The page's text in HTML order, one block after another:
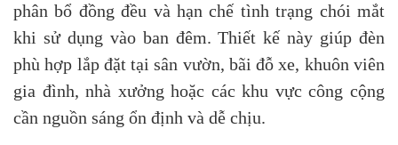
phân bổ đồng đều và hạn chế tình trạng chói mắt
khi sử dụng vào ban đêm. Thiết kế này giúp đèn
phù hợp lắp đặt tại sân vườn, bãi đỗ xe, khuôn viên
gia đình, nhà xưởng hoặc các khu vực công cộng
cần nguồn sáng ổn định và dễ chịu.